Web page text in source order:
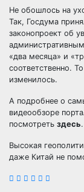
Не обошлось на
Так, Госдума
законопроект об
«два месяца» и
соответственно.
изменилось.
А подробнее о
видеообзоре
посмотреть здесь.
Высокая
даже Китай не